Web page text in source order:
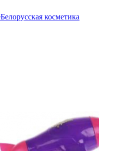
Белорусская косметика